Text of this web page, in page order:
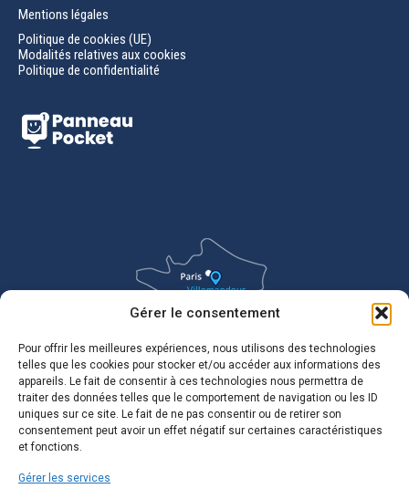
Gérer le consentement
Pour offrir les meilleures expériences, nous utilisons des technologies
telles que les cookies pour stocker et/ou accéder aux informations des
appareils. Le fait de consentir à ces technologies nous permettra de
traiter des données telles que le comportement de navigation ou les ID
uniques sur ce site. Le fait de ne pas consentir ou de retirer son
consentement peut avoir un effet négatif sur certaines caractéristiques
et fonctions.
Gérer les services
Mentions légales
Politique de cookies (UE)
Modalités relatives aux cookies
Politique de confidentialité